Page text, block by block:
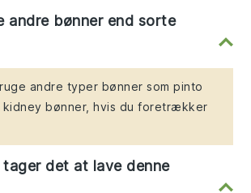
andre bønner end sorte
andre typer bønner som pinto
kidney bønner, hvis du foretrækker
det at lave denne